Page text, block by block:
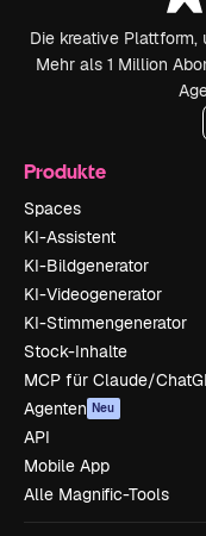
Die kreative
Mehr als 1 Million
Produkte
Spaces
KI-Assistent
KI-Bildgenerator
KI-Videogenerator
KI-Stimmengenerator
Stock-Inhalte
MCP für Claude/
Agenten Neu
API
Mobile App
Alle Magnific-Tools